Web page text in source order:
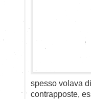
spesso volava
contrapposte,